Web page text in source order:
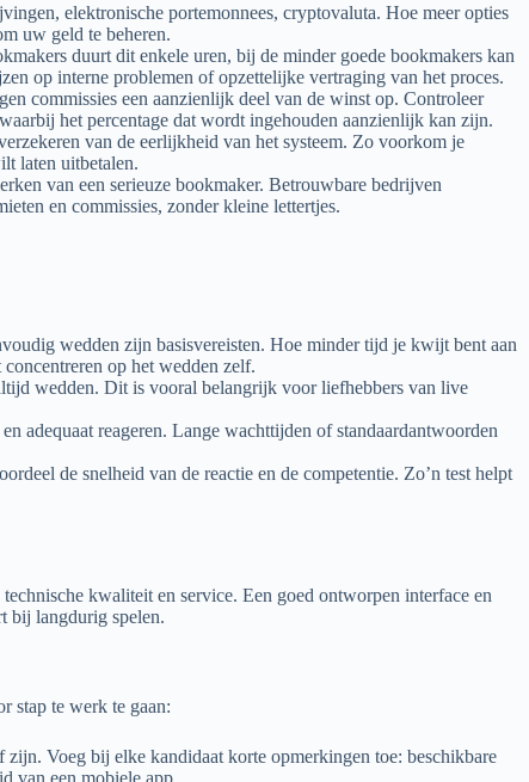
elektronische portemonnees, cryptovaluta. Hoe meer opties
uw geld te beheren.
duurt dit enkele uren, bij de minder goede bookmakers kan
op interne problemen of opzettelijke vertraging van het proces.
commissies een aanzienlijk deel van de winst op. Controleer
het percentage dat wordt ingehouden aanzienlijk kan zijn.
van de eerlijkheid van het systeem. Zo voorkom je
laten uitbetalen.
van een serieuze bookmaker. Betrouwbare bedrijven
en commissies, zonder kleine lettertjes.
wedden zijn basisvereisten. Hoe minder tijd je kwijt bent aan
op het wedden zelf.
wedden. Dit is vooral belangrijk voor liefhebbers van live
adequaat reageren. Lange wachttijden of standaardantwoorden
de snelheid van de reactie en de competentie. Zo’n test helpt
kwaliteit en service. Een goed ontworpen interface en
bij langdurig spelen.
stap te werk te gaan:
Voeg bij elke kandidaat korte opmerkingen toe: beschikbare